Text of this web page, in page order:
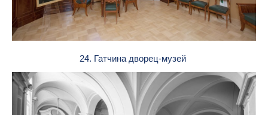
24. Гатчина дворец-музей